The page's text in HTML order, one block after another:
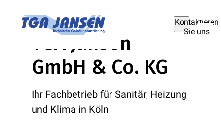
Kontaktieren
Sie uns
TGA Jansen
GmbH & Co. KG
Ihr Fachbetrieb für Sanitär, Heizung
und Klima in Köln